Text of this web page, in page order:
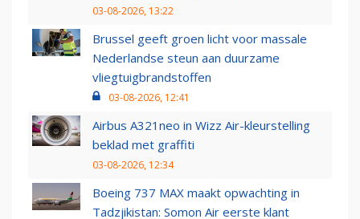
03-08-2026, 13:22
Brussel geeft groen licht voor massale
Nederlandse steun aan duurzame
vliegtuigbrandstoffen
03-08-2026, 12:41
Airbus A321neo in Wizz Air-kleurstelling
beklad met graffiti
03-08-2026, 12:34
Boeing 737 MAX maakt opwachting in
Tadzjikistan: Somon Air eerste klant